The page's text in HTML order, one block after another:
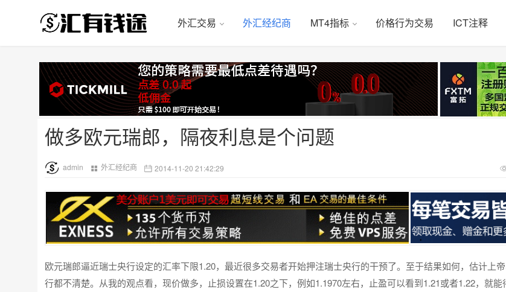
外汇交易 外汇经纪商 MT4指标 价格行为交易 ICT注释
做多欧元瑞郎，隔夜利息是个问题
admin 外汇经纪商 2014-11-20 21:42:29
欧元瑞郎逼近瑞士央行设定的汇率下限1.20，最近很多交易者开始押注瑞士央行的干预了。至于结果如何，估计上
行都不清楚。从我的观点看，现价做多，止损设置在1.20之下，例如1.1970左右，止盈可以看到1.21或者1.22，就